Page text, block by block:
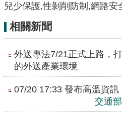
兒少保護,性剝削防制,網路安
相關新聞
外送專法7/21正式上路，
的外送產業環境
07/20 17:33 發布高溫資訊
交通